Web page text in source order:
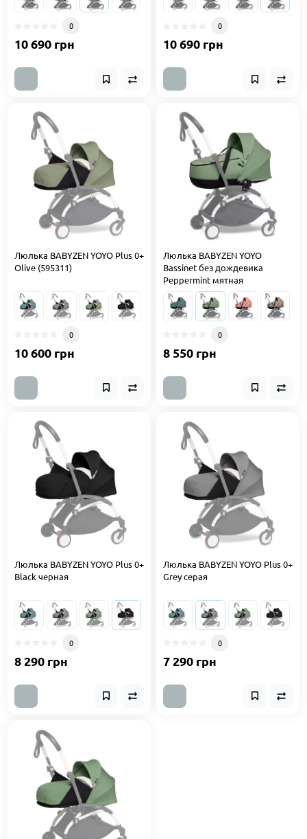
0
10 690 грн
0
10 690 грн
Люлька BABYZEN YOYO Plus 0+
Olive (595311)
0
10 600 грн
Люлька BABYZEN YOYO
Bassinet без дождевика
Peppermint мятная
0
8 550 грн
Люлька BABYZEN YOYO Plus 0+
Black черная
0
8 290 грн
Люлька BABYZEN YOYO Plus 0+
Grey серая
0
7 290 грн